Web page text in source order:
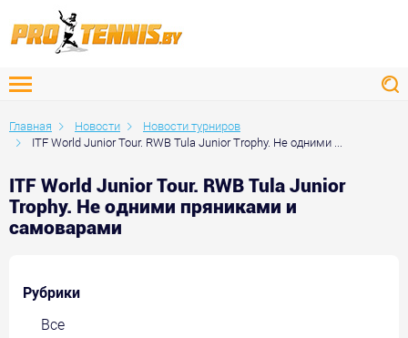
Главная Новости
Новости турниров
ITF World Junior Tour. RWB Tula Junior Trophy. Не одними ...
ITF World Junior Tour. RWB Tula Junior
Trophy. Не одними пряниками и
самоварами
Рубрики
Все